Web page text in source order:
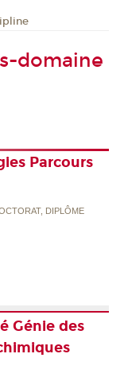
domaine
Parcours
DIPLÔME
Génie des